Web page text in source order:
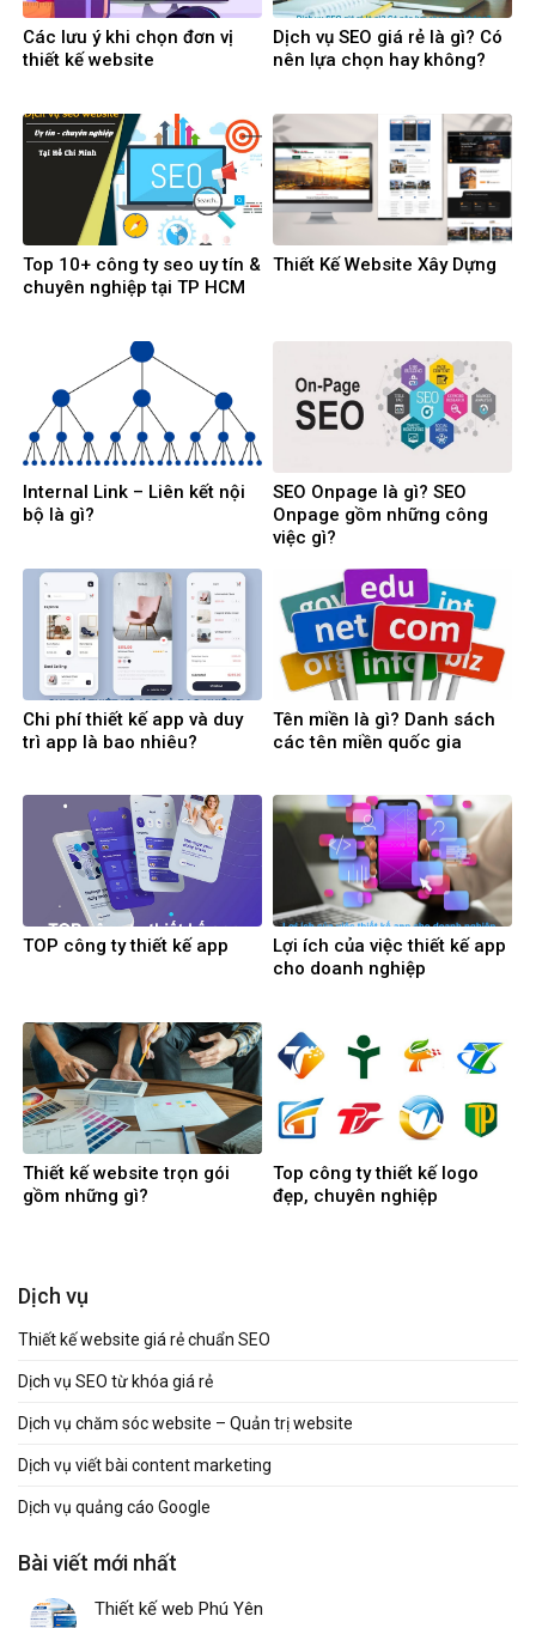
Các lưu ý khi chọn đơn vị
thiết kế website
Dịch vụ SEO giá rẻ là gì? Có
nên lựa chọn hay không?
Top 10+ công ty seo uy tín &
chuyên nghiệp tại TP HCM
Thiết Kế Website Xây Dựng
Internal Link – Liên kết nội
bộ là gì?
SEO Onpage là gì? SEO
Onpage gồm những công
việc gì?
Chi phí thiết kế app và duy
trì app là bao nhiêu?
Tên miền là gì? Danh sách
các tên miền quốc gia
TOP công ty thiết kế app
Lợi ích của việc thiết kế app
cho doanh nghiệp
Thiết kế website trọn gói
gồm những gì?
Top công ty thiết kế logo
đẹp, chuyên nghiệp
Dịch vụ
Thiết kế website giá rẻ chuẩn SEO
Dịch vụ SEO từ khóa giá rẻ
Dịch vụ chăm sóc website – Quản trị website
Dịch vụ viết bài content marketing
Dịch vụ quảng cáo Google
Bài viết mới nhất
Thiết kế web Phú Yên